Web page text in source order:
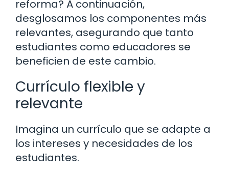
reforma? A continuación,
desglosamos los componentes más
relevantes, asegurando que tanto
estudiantes como educadores se
beneficien de este cambio.
Currículo flexible y
relevante
Imagina un currículo que se adapte a
los intereses y necesidades de los
estudiantes.